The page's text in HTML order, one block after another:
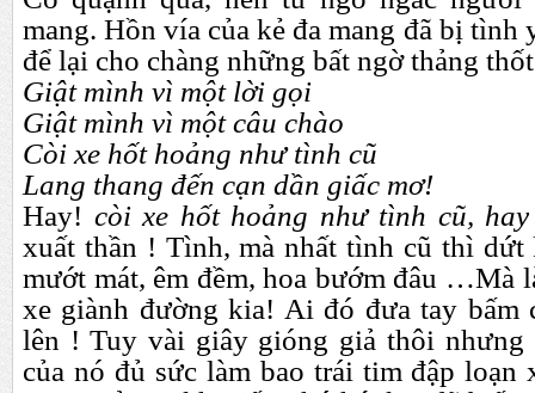
mang. Hồn vía của kẻ đa mang đã bị tình
để lại cho chàng những bất ngờ thảng
Giật mình vì một lời gọi
Giật mình vì một câu chào
Còi xe hốt hoảng như tình cũ
Lang thang đến cạn dần giấc mơ!
Hay! còi xe hốt hoảng như tình cũ,
xuất thần ! Tình, mà nhất tình cũ thì dứt
mướt mát, êm đềm, hoa bướm đâu …Mà
xe giành đường kia! Ai đó đưa tay bấm
lên ! Tuy vài giây gióng giả thôi nhưng
của nó đủ sức làm bao trái tim đập loạn